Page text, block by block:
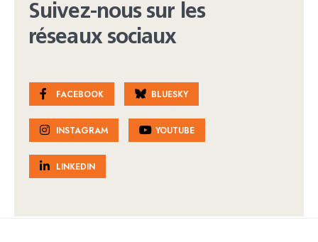
Suivez-nous sur les
réseaux sociaux
FACEBOOK BLUESKY
INSTAGRAM YOUTUBE
LINKEDIN